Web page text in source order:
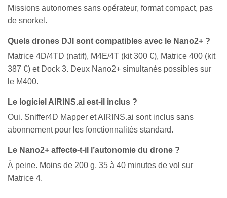
Missions autonomes sans opérateur, format compact, pas
de snorkel.
Quels drones DJI sont compatibles avec le Nano2+ ?
Matrice 4D/4TD (natif), M4E/4T (kit 300 €), Matrice 400 (kit
387 €) et Dock 3. Deux Nano2+ simultanés possibles sur
le M400.
Le logiciel AIRINS.ai est-il inclus ?
Oui. Sniffer4D Mapper et AIRINS.ai sont inclus sans
abonnement pour les fonctionnalités standard.
Le Nano2+ affecte-t-il l’autonomie du drone ?
À peine. Moins de 200 g, 35 à 40 minutes de vol sur
Matrice 4.